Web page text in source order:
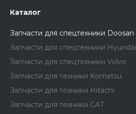
Каталог
Запчасти для спецтехники Doosan
Запчасти для спецтехники Hyundai
Запчасти для спецтехники Volvo
Запчасти для техники Komatsu
Запчасти для техники Hitachi
Запчасти для техники CAT